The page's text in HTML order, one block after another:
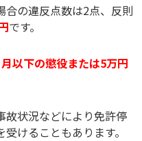
合の違反点数は2点、反則
です。
以下の懲役または5万円
故状況などにより免許停
けることもあります。